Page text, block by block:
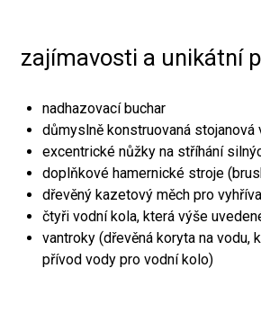
zajímavosti a unikátní
nadhazovací buchar
důmyslně konstruovaná stojanová
excentrické nůžky na stříhání
doplňkové hamernické stroje
dřevěný kazetový měch pro
čtyři vodní kola, která výše
vantroky (dřevěná koryta na vodu,
přívod vody pro vodní kolo)